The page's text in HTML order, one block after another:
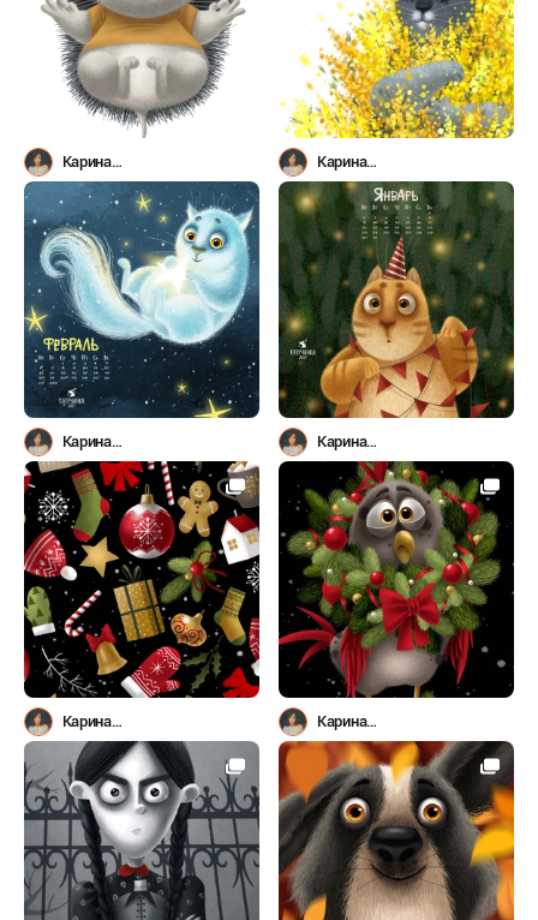
Карина
Лемешева(Капучинка)
Карина
Лемешева(Капучинка)
Карина
Лемешева(Капучинка)
Карина
Лемешева(Капучинка)
Карина
Лемешева(Капучинка)
Карина
Лемешева(Капучинка)